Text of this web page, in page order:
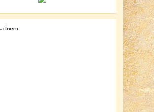
frozen